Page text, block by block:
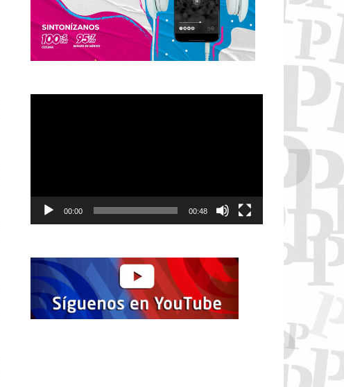
00:00 00:48